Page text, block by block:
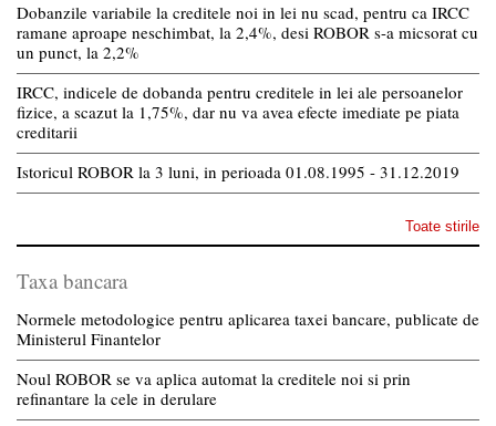
Dobanzile variabile la creditele noi in lei nu scad, pentru ca IRCC
ramane aproape neschimbat, la 2,4%, desi ROBOR s-a micsorat cu
un punct, la 2,2%
IRCC, indicele de dobanda pentru creditele in lei ale persoanelor
fizice, a scazut la 1,75%, dar nu va avea efecte imediate pe piata
creditarii
Istoricul ROBOR la 3 luni, in perioada 01.08.1995 - 31.12.2019
Toate stirile
Taxa bancara
Normele metodologice pentru aplicarea taxei bancare, publicate de
Ministerul Finantelor
Noul ROBOR se va aplica automat la creditele noi si prin
refinantare la cele in derulare